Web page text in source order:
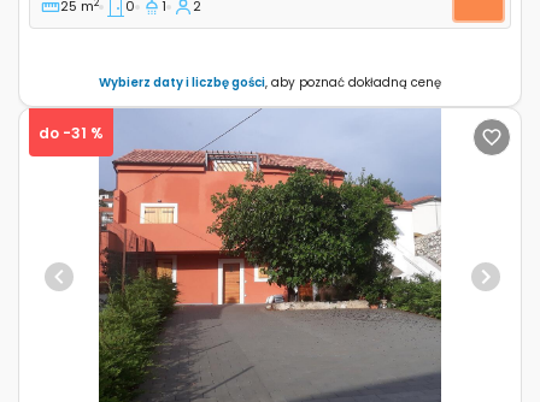
25 m 0 1 2
Wybierz daty i liczbę gości, aby poznać dokładną cenę
Previous Next
do -31 %